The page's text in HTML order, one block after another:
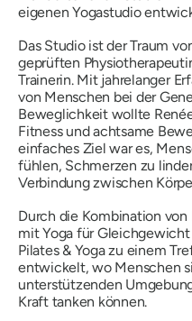
eigenen Yogastudio
Das Studio ist der Traum
geprüften
Trainerin. Mit jahrelanger
von Menschen bei der
Beweglichkeit wollte
Fitness und achtsame
einfaches Ziel war es,
fühlen, Schmerzen zu
Verbindung zwischen
Durch die Kombination
mit Yoga für
Pilates & Yoga zu einem
entwickelt, wo Menschen
unterstützenden
Kraft tanken können.